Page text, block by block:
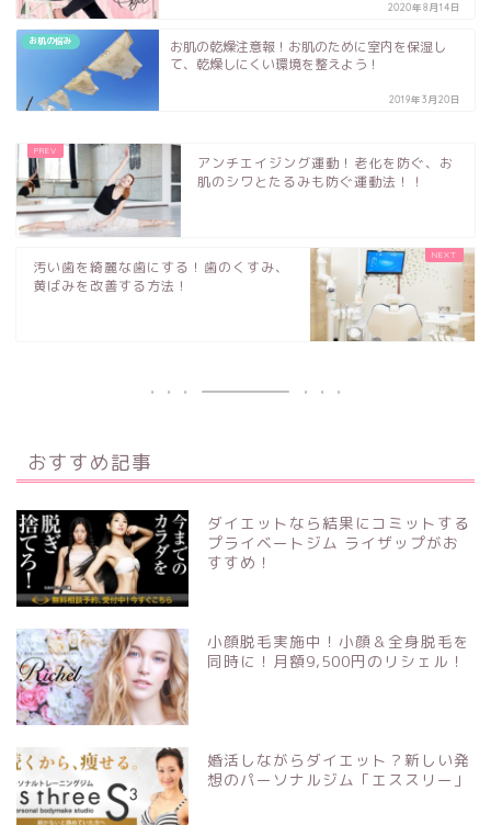
2020年8月14日
お肌の悩み
お肌の乾燥注意報！お肌のために室内を保湿し
て、乾燥しにくい環境を整えよう！
2019年3月20日
アンチエイジング運動！老化を防ぐ、お
肌のシワとたるみも防ぐ運動法！！
汚い歯を綺麗な歯にする！歯のくすみ、
黄ばみを改善する方法！
おすすめ記事
ダイエットなら結果にコミットする
プライベートジム ライザップがお
すすめ！
小顔脱毛実施中！小顔＆全身脱毛を
同時に！月額9,500円のリシェル！
婚活しながらダイエット？新しい発
想のパーソナルジム「エススリー」